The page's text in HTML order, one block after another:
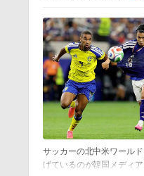
サッカーの北中米ワール
げているのが韓国メディ